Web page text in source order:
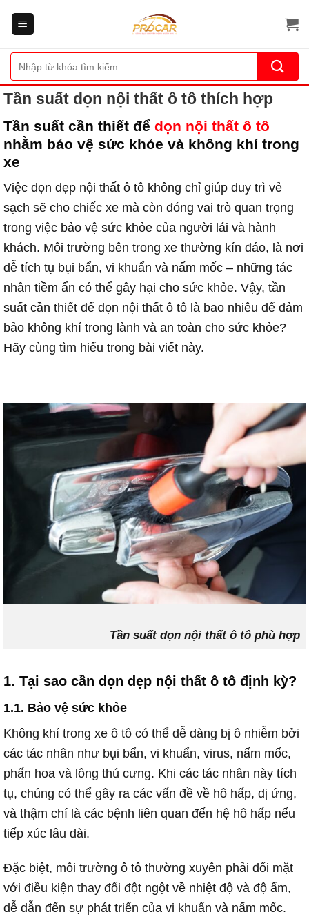
kiếm:
Tần suất dọn nội thất ô tô thích hợp
Tần suất cần thiết để dọn nội thất ô tô
nhằm bảo vệ sức khỏe và không khí trong
xe
Việc dọn dẹp nội thất ô tô không chỉ giúp duy trì vẻ
sạch sẽ cho chiếc xe mà còn đóng vai trò quan trọng
trong việc bảo vệ sức khỏe của người lái và hành
khách. Môi trường bên trong xe thường kín đáo, là nơi
dễ tích tụ bụi bẩn, vi khuẩn và nấm mốc – những tác
nhân tiềm ẩn có thể gây hại cho sức khỏe. Vậy, tần
suất cần thiết để dọn nội thất ô tô là bao nhiêu để đảm
bảo không khí trong lành và an toàn cho sức khỏe?
Hãy cùng tìm hiểu trong bài viết này.
Tần suất dọn nội thất ô tô phù hợp
1. Tại sao cần dọn dẹp nội thất ô tô định kỳ?
1.1. Bảo vệ sức khỏe
Không khí trong xe ô tô có thể dễ dàng bị ô nhiễm bởi
các tác nhân như bụi bẩn, vi khuẩn, virus, nấm mốc,
phấn hoa và lông thú cưng. Khi các tác nhân này tích
tụ, chúng có thể gây ra các vấn đề về hô hấp, dị ứng,
và thậm chí là các bệnh liên quan đến hệ hô hấp nếu
tiếp xúc lâu dài.
Đặc biệt, môi trường ô tô thường xuyên phải đối mặt
với điều kiện thay đổi đột ngột về nhiệt độ và độ ẩm,
dễ dẫn đến sự phát triển của vi khuẩn và nấm mốc.